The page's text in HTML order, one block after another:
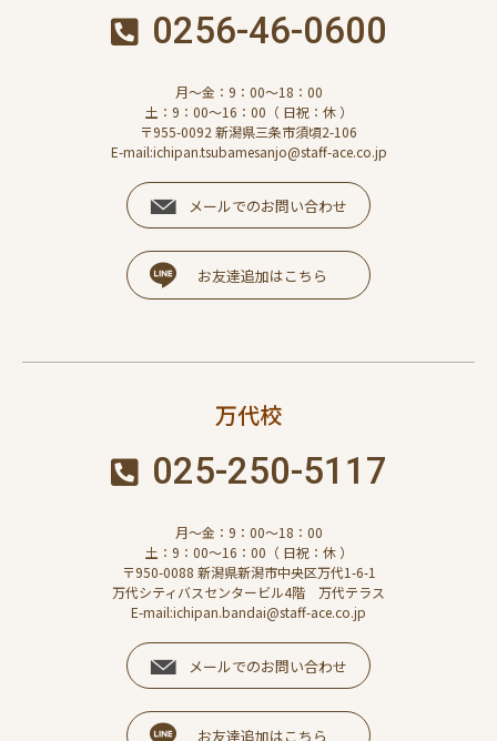
0256-46-0600
月～金：9：00～18：00
土：9：00～16：00（ 日祝：休 ）
〒955-0092 新潟県三条市須頃2-106
E-mail:ichipan.tsubamesanjo@staff-ace.co.jp
メールでのお問い合わせ
お友達追加はこちら
万代校
025-250-5117
月～金：9：00～18：00
土：9：00～16：00（ 日祝：休 ）
〒950-0088 新潟県新潟市中央区万代1-6-1
万代シティバスセンタービル4階 万代テラス
E-mail:ichipan.bandai@staff-ace.co.jp
メールでのお問い合わせ
お友達追加はこちら